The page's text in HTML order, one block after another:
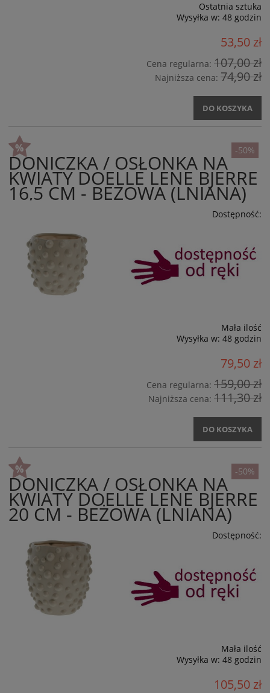
Ostatnia sztuka
Wysyłka w: 48 godzin
53,50 zł
Cena regularna: 107,00 zł
Najniższa cena: 74,90 zł
DO KOSZYKA
DONICZKA / OSŁONKA NA
KWIATY DOELLE LENE BJERRE
16,5 CM - BEŻOWA (LNIANA)
Dostępność:
Mała ilość
Wysyłka w: 48 godzin
79,50 zł
Cena regularna: 159,00 zł
Najniższa cena: 111,30 zł
DO KOSZYKA
-50%
DONICZKA / OSŁONKA NA
KWIATY DOELLE LENE BJERRE
20 CM - BEŻOWA (LNIANA)
Dostępność:
Mała ilość
Wysyłka w: 48 godzin
105,50 zł
-50%